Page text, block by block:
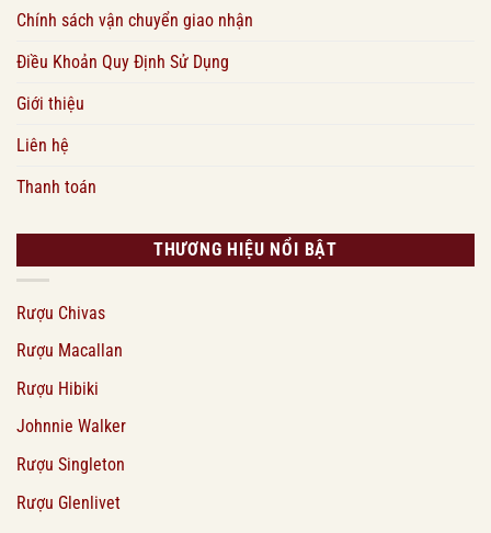
Chính sách vận chuyển giao nhận
Điều Khoản Quy Định Sử Dụng
Giới thiệu
Liên hệ
Thanh toán
THƯƠNG HIỆU NỔI BẬT
Rượu Chivas
Rượu Macallan
Rượu Hibiki
Johnnie Walker
Rượu Singleton
Rượu Glenlivet